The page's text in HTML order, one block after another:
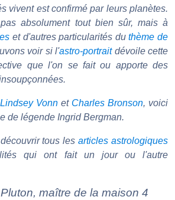
vivent est confirmé par leurs planètes.
absolument tout bien sûr, mais à
et d'autres particularités duthème de
voir si l'astro-portraitdévoile cette
que l'on se fait ou apporte des
Lindsey Vonn et Charles Bronson, voici
de légende Ingrid Bergman.
tous lesarticles astrologiques
qui ont fait un jour ou l'autre
maître de la maison 4